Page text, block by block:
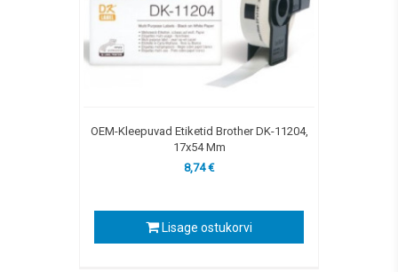
OEM-Kleepuvad Etiketid Brother DK-11204,
17x54 Mm
8,74 €
Lisage ostukorvi